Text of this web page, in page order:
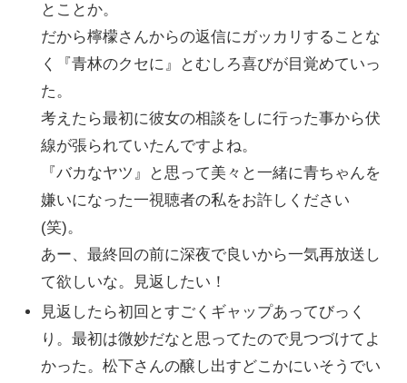
とことか。
だから檸檬さんからの返信にガッカリすることな
く『青林のクセに』とむしろ喜びが目覚めていっ
た。
考えたら最初に彼女の相談をしに行った事から伏
線が張られていたんですよね。
『バカなヤツ』と思って美々と一緒に青ちゃんを
嫌いになった一視聴者の私をお許しください
(笑)。
あー、最終回の前に深夜で良いから一気再放送し
て欲しいな。見返したい！
見返したら初回とすごくギャップあってびっく
り。最初は微妙だなと思ってたので見つづけてよ
かった。松下さんの醸し出すどこかにいそうでい